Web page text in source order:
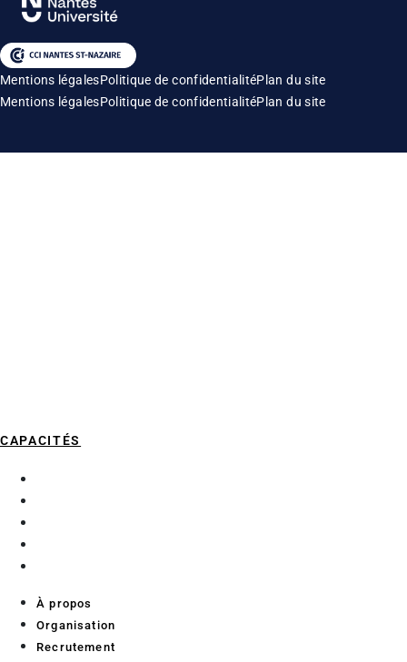
Mentions légalesPolitique de confidentialitéPlan du site
Mentions légalesPolitique de confidentialitéPlan du site
CAPACITÉS
À propos
Organisation
Recrutement